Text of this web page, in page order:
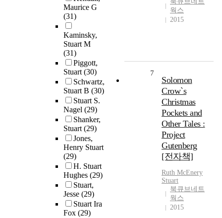
Maurice G
(31)
Kaminsky,
Stuart M
(31)
Piggott,
Stuart(30)
Schwartz,
Stuart B (30)
Stuart S.
Nagel (29)
Shanker,
Stuart(29)
Jones,
Henry Stuart
(29)
H. Stuart
Hughes (29)
Stuart,
Jesse (29)
Stuart Ira
Fox (29)
웍스
2015
7
Solomon
Crow`s
Christmas
Pockets and
Other Tales :
Project
Gutenberg
[전자책]
Ruth McEnery
Stuart
북큐브네트
웍스
2015